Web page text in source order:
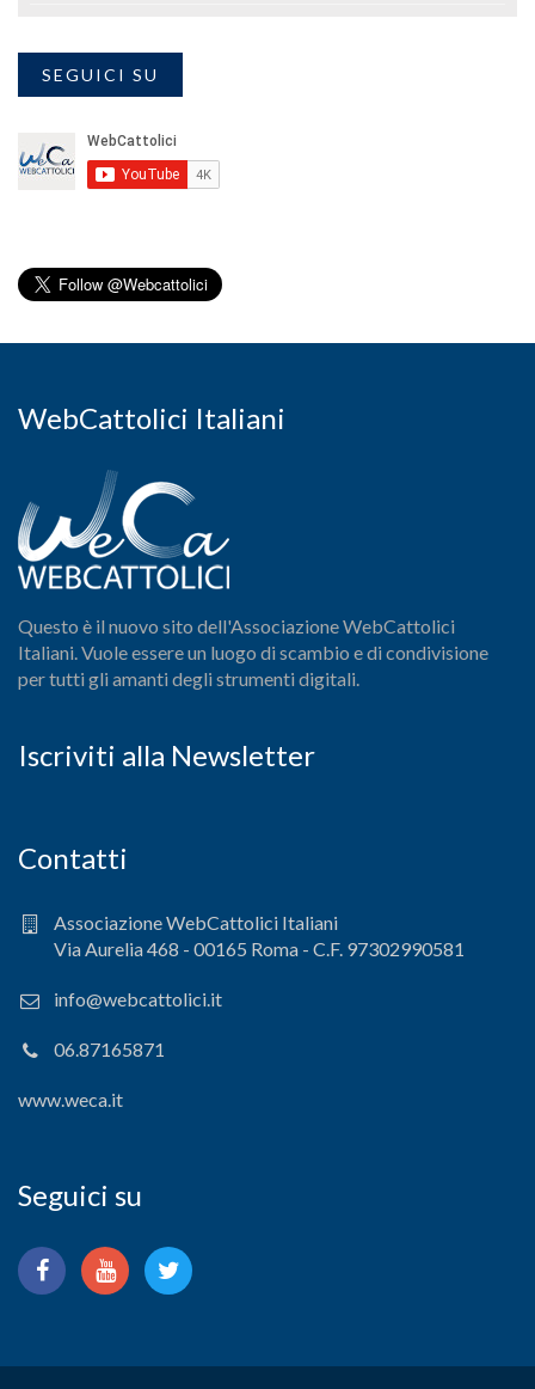
SEGUICI SU
WebCattolici Italiani
Questo è il nuovo sito dell'Associazione WebCattolici
Italiani. Vuole essere un luogo di scambio e di condivisione
per tutti gli amanti degli strumenti digitali.
Iscriviti alla Newsletter
Contatti
Associazione WebCattolici Italiani
Via Aurelia 468 - 00165 Roma - C.F. 97302990581
info@webcattolici.it
06.87165871
www.weca.it
Seguici su